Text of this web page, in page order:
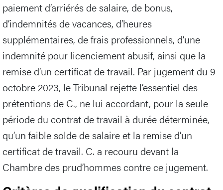
paiement d’arriérés de salaire, de bonus,
d’indemnités de vacances, d’heures
supplémentaires, de frais professionnels, d’une
indemnité pour licenciement abusif, ainsi que la
remise d’un certificat de travail. Par jugement du 9
octobre 2023, le Tribunal rejette l’essentiel des
prétentions de C., ne lui accordant, pour la seule
période du contrat de travail à durée déterminée,
qu’un faible solde de salaire et la remise d’un
certificat de travail. C. a recouru devant la
Chambre des prud’hommes contre ce jugement.